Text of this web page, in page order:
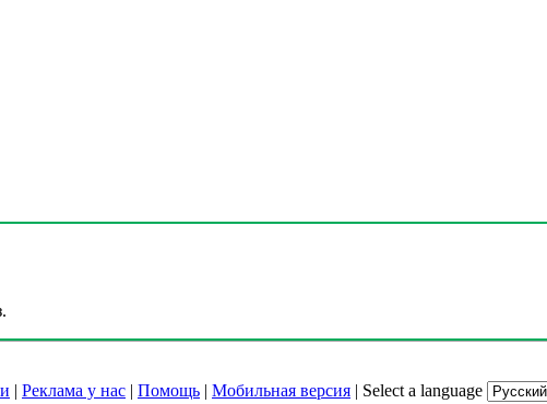
| Реклама у нас | Помощь | Мобильная версия | Select a language